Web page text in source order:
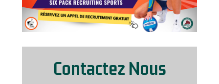
Contactez Nous